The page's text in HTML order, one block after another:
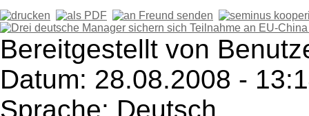
Bereitgestellt von
Datum: 28.08.2008 -
Sprache: Deutsch